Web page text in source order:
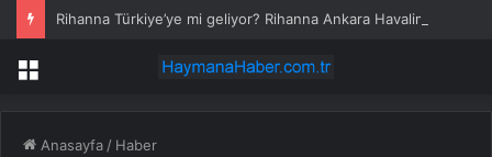
Menü
Anasayfa / Haber